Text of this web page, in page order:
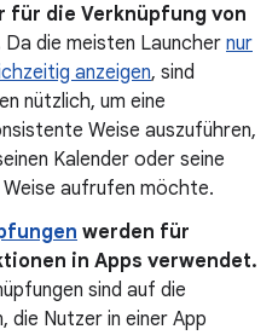
die Verknüpfung von
Da die meisten Launcher nur
anzeigen, sind
nützlich, um eine
Weise auszuführen,
Kalender oder seine
aufrufen möchte.
werden für
in Apps verwendet.
sind auf die
die Nutzer in einer App